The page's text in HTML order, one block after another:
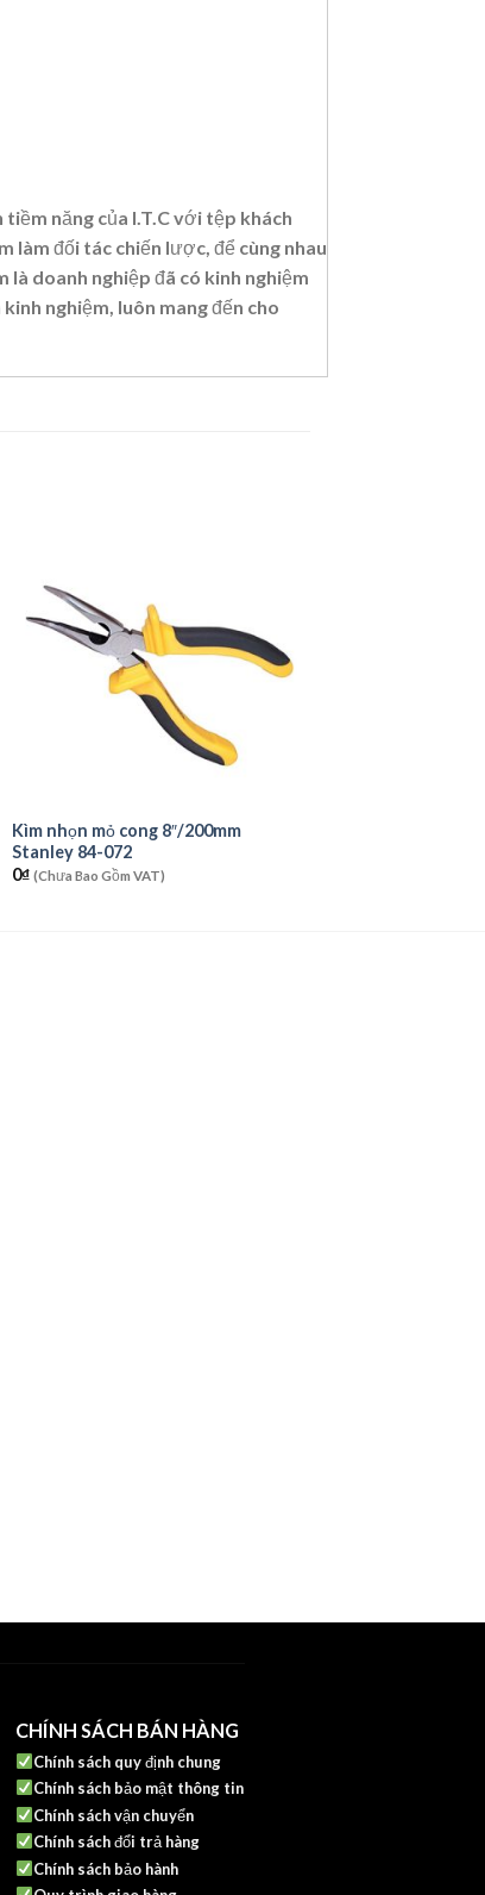
năng của I.T.C với tệp khách
làm đối tác chiến lược, để cùng nhau
doanh nghiệp đã có kinh nghiệm
nghiệm, luôn mang đến cho
Kìm nhọn mỏ cong 8″/200mm
Stanley 84-072
0₫ (Chưa Bao Gồm VAT)
CHÍNH SÁCH BÁN HÀNG
Chính sách quy định chung
Chính sách bảo mật thông tin
Chính sách vận chuyển
Chính sách đổi trả hàng
Chính sách bảo hành